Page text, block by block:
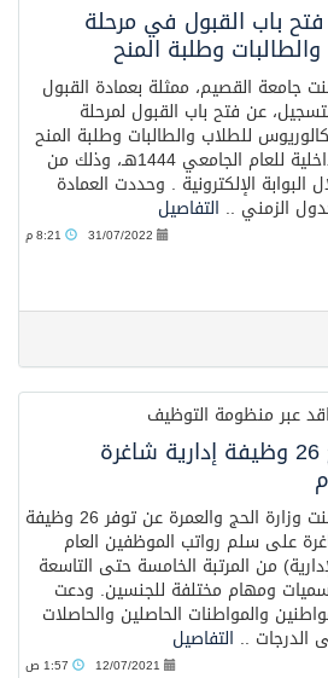
باب القبول في مرحلة
وطلبة المنح
جامعة القصيم، ممثلة بعمادة القبول
عن فتح باب القبول لمرحلة
للطلاب والطالبات وطلبة المنح
الداخلية للعام الجامعي 1444هـ، وذلك من
البوابة الإلكترونية . وحددت العمادة
الزمني .. التفاصيل
31/07/2022
عبر منظومة التوظيف
“الحج والعمرة” تطرح 26 وظيفة إدارية شاغرة
أعلنت وزارة الحج والعمرة عن توفر 26 وظيفة
على سلم رواتب الموظفين العام
من المرتبة الخامسة حتى التاسعة
ومهام مختلفة للجنسين. ودعت
والمواطنات الحاصلين والحاصلات
الدرجات .. التفاصيل
12/07/2021